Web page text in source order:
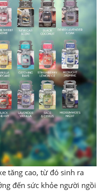
tăng cao, từ đó sinh ra
đến sức khỏe người ngồi